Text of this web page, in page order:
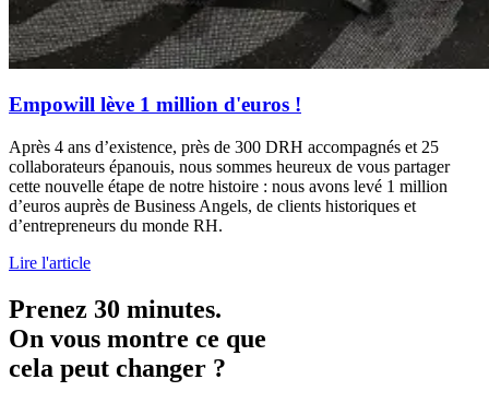
Empowill lève 1 million d'euros !
Après 4 ans d’existence, près de 300 DRH accompagnés et 25
collaborateurs épanouis, nous sommes heureux de vous partager
cette nouvelle étape de notre histoire : nous avons levé 1 million
d’euros auprès de Business Angels, de clients historiques et
d’entrepreneurs du monde RH.
Lire l'article
Prenez 30 minutes.
On vous montre ce que
cela peut changer ?